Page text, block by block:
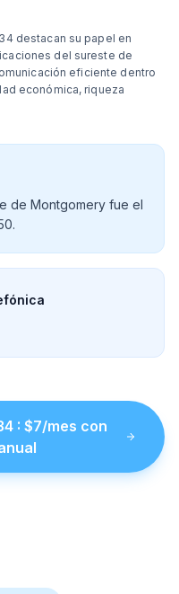
destacan su papel en
del sureste de
eficiente dentro
económica, riqueza
de Montgomery fue el
: $7/mes con